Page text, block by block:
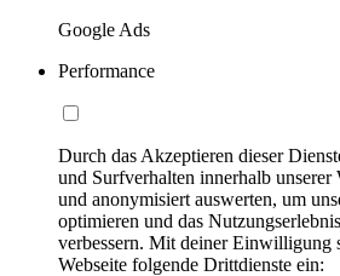
Google Ads
Performance
Durch das Akzeptieren dieser
und Surfverhalten innerhalb unserer
und anonymisiert auswerten, um
optimieren und das
verbessern. Mit deiner Einwilligung
Webseite folgende Drittdienste ein: